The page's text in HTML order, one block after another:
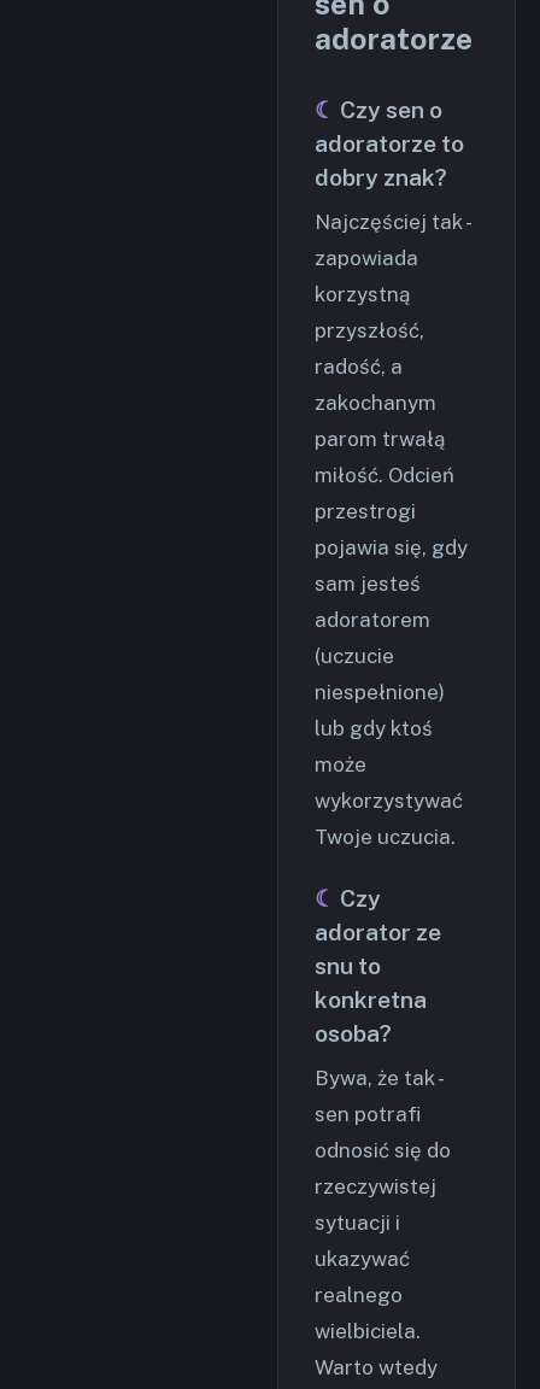
adoratorze
Czy sen o
adoratorze to
dobry znak?
Najczęściej tak -
zapowiada
korzystną
przyszłość,
radość, a
zakochanym
parom trwałą
miłość. Odcień
przestrogi
pojawia się, gdy
sam jesteś
adoratorem
(uczucie
niespełnione)
lub gdy ktoś
może
wykorzystywać
Twoje uczucia.
Czy
adorator ze
snu to
konkretna
osoba?
Bywa, że tak -
sen potrafi
odnosić się do
rzeczywistej
sytuacji i
ukazywać
realnego
wielbiciela.
Warto wtedy